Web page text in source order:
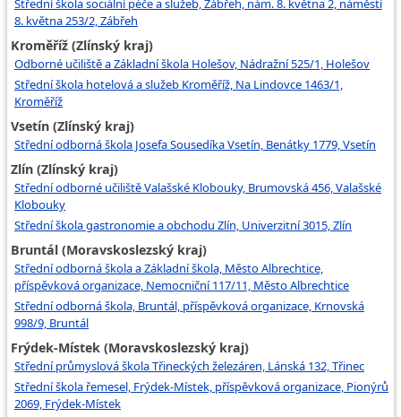
Střední škola sociální péče a služeb, Zábřeh, nám. 8. května 2, náměstí
8. května 253/2, Zábřeh
Kroměříž (Zlínský kraj)
Odborné učiliště a Základní škola Holešov, Nádražní 525/1, Holešov
Střední škola hotelová a služeb Kroměříž, Na Lindovce 1463/1,
Kroměříž
Vsetín (Zlínský kraj)
Střední odborná škola Josefa Sousedíka Vsetín, Benátky 1779, Vsetín
Zlín (Zlínský kraj)
Střední odborné učiliště Valašské Klobouky, Brumovská 456, Valašské
Klobouky
Střední škola gastronomie a obchodu Zlín, Univerzitní 3015, Zlín
Bruntál (Moravskoslezský kraj)
Střední odborná škola a Základní škola, Město Albrechtice,
příspěvková organizace, Nemocniční 117/11, Město Albrechtice
Střední odborná škola, Bruntál, příspěvková organizace, Krnovská
998/9, Bruntál
Frýdek-Místek (Moravskoslezský kraj)
Střední průmyslová škola Třineckých železáren, Lánská 132, Třinec
Střední škola řemesel, Frýdek-Místek, příspěvková organizace, Pionýrů
2069, Frýdek-Místek